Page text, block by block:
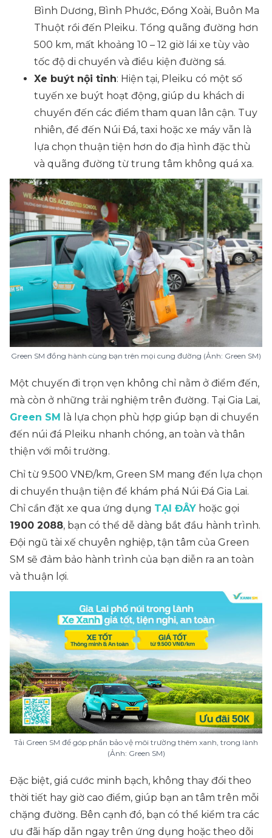
Bình Dương, Bình Phước, Đồng Xoài, Buôn Ma
Thuột rồi đến Pleiku. Tổng quãng đường hơn
500 km, mất khoảng 10 – 12 giờ lái xe tùy vào
tốc độ di chuyển và điều kiện đường sá.
Xe buýt nội tỉnh: Hiện tại, Pleiku có một số
tuyến xe buýt hoạt động, giúp du khách di
chuyển đến các điểm tham quan lân cận. Tuy
nhiên, để đến Núi Đá, taxi hoặc xe máy vẫn là
lựa chọn thuận tiện hơn do địa hình đặc thù
và quãng đường từ trung tâm không quá xa.
Green SM đồng hành cùng bạn trên mọi cung đường (Ảnh: Green SM)
Một chuyến đi trọn vẹn không chỉ nằm ở điểm đến,
mà còn ở những trải nghiệm trên đường. Tại Gia Lai,
Green SM là lựa chọn phù hợp giúp bạn di chuyển
đến núi đá Pleiku nhanh chóng, an toàn và thân
thiện với môi trường.
Chỉ từ 9.500 VNĐ/km, Green SM mang đến lựa chọn
di chuyển thuận tiện để khám phá Núi Đá Gia Lai.
Chỉ cần đặt xe qua ứng dụng TẠI ĐÂY hoặc gọi
1900 2088, bạn có thể dễ dàng bắt đầu hành trình.
Đội ngũ tài xế chuyên nghiệp, tận tâm của Green
SM sẽ đảm bảo hành trình của bạn diễn ra an toàn
và thuận lợi.
Tải Green SM để góp phần bảo vệ môi trường thêm xanh, trong lành
(Ảnh: Green SM)
Đặc biệt, giá cước minh bạch, không thay đổi theo
thời tiết hay giờ cao điểm, giúp bạn an tâm trên mỗi
chặng đường. Bên cạnh đó, bạn có thể kiểm tra các
ưu đãi hấp dẫn ngay trên ứng dụng hoặc theo dõi